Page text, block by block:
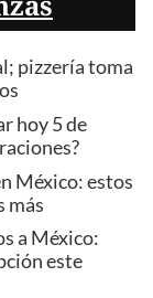
pizzería toma
hoy 5 de
México: estos
más
a México:
este